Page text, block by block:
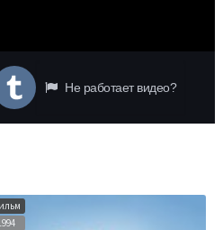
Не работает видео?